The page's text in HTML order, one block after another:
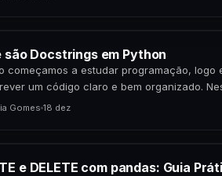
são Docstrings em Python
começamos a estudar programação, logo
um código claro e bem organizado.
do Python que…
Gomes 18 dez
e DELETE com pandas: Guia